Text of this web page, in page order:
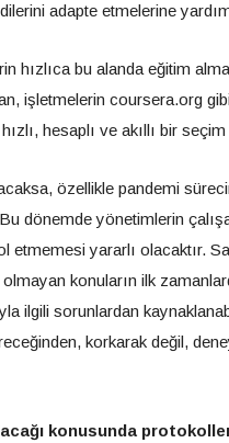
adapte etmelerine
hızlıca bu alanda eğitim
işletmelerin coursera.org
hesaplı ve akıllı bir
özellikle pandemi
dönemde yönetimlerin
etmemesi yararlı olacaktır.
konuların ilk
ilgili sorunlardan
korkarak değil,
konusunda